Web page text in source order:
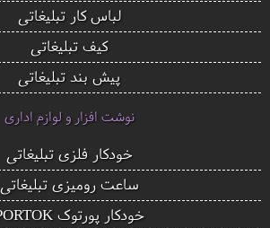
لباس کار تبلیغاتی
کیف تبلیغاتی
پیش بند تبلیغاتی
نوشت افزار و لوازم اداری
خودکار فلزی تبلیغاتی
ساعت رومیزی تبلیغاتی
خودکار پورتوک PORTOK